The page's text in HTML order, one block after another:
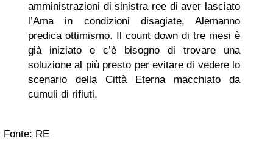
amministrazioni di sinistra ree di aver lasciato
l’Ama in condizioni disagiate, Alemanno
predica ottimismo. Il count down di tre mesi è
già iniziato e c’è bisogno di trovare una
soluzione al più presto per evitare di vedere lo
scenario della Città Eterna macchiato da
cumuli di rifiuti.
Fonte: RE